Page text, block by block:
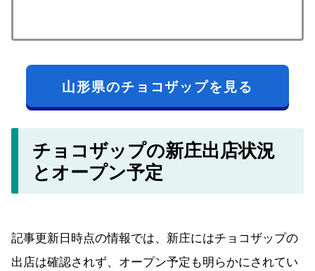
山形県のチョコザップを見る
チョコザップの新庄出店状況
とオープン予定
記事更新日時点の情報では、新庄にはチョコザップの
出店は確認されず、オープン予定も明らかにされてい